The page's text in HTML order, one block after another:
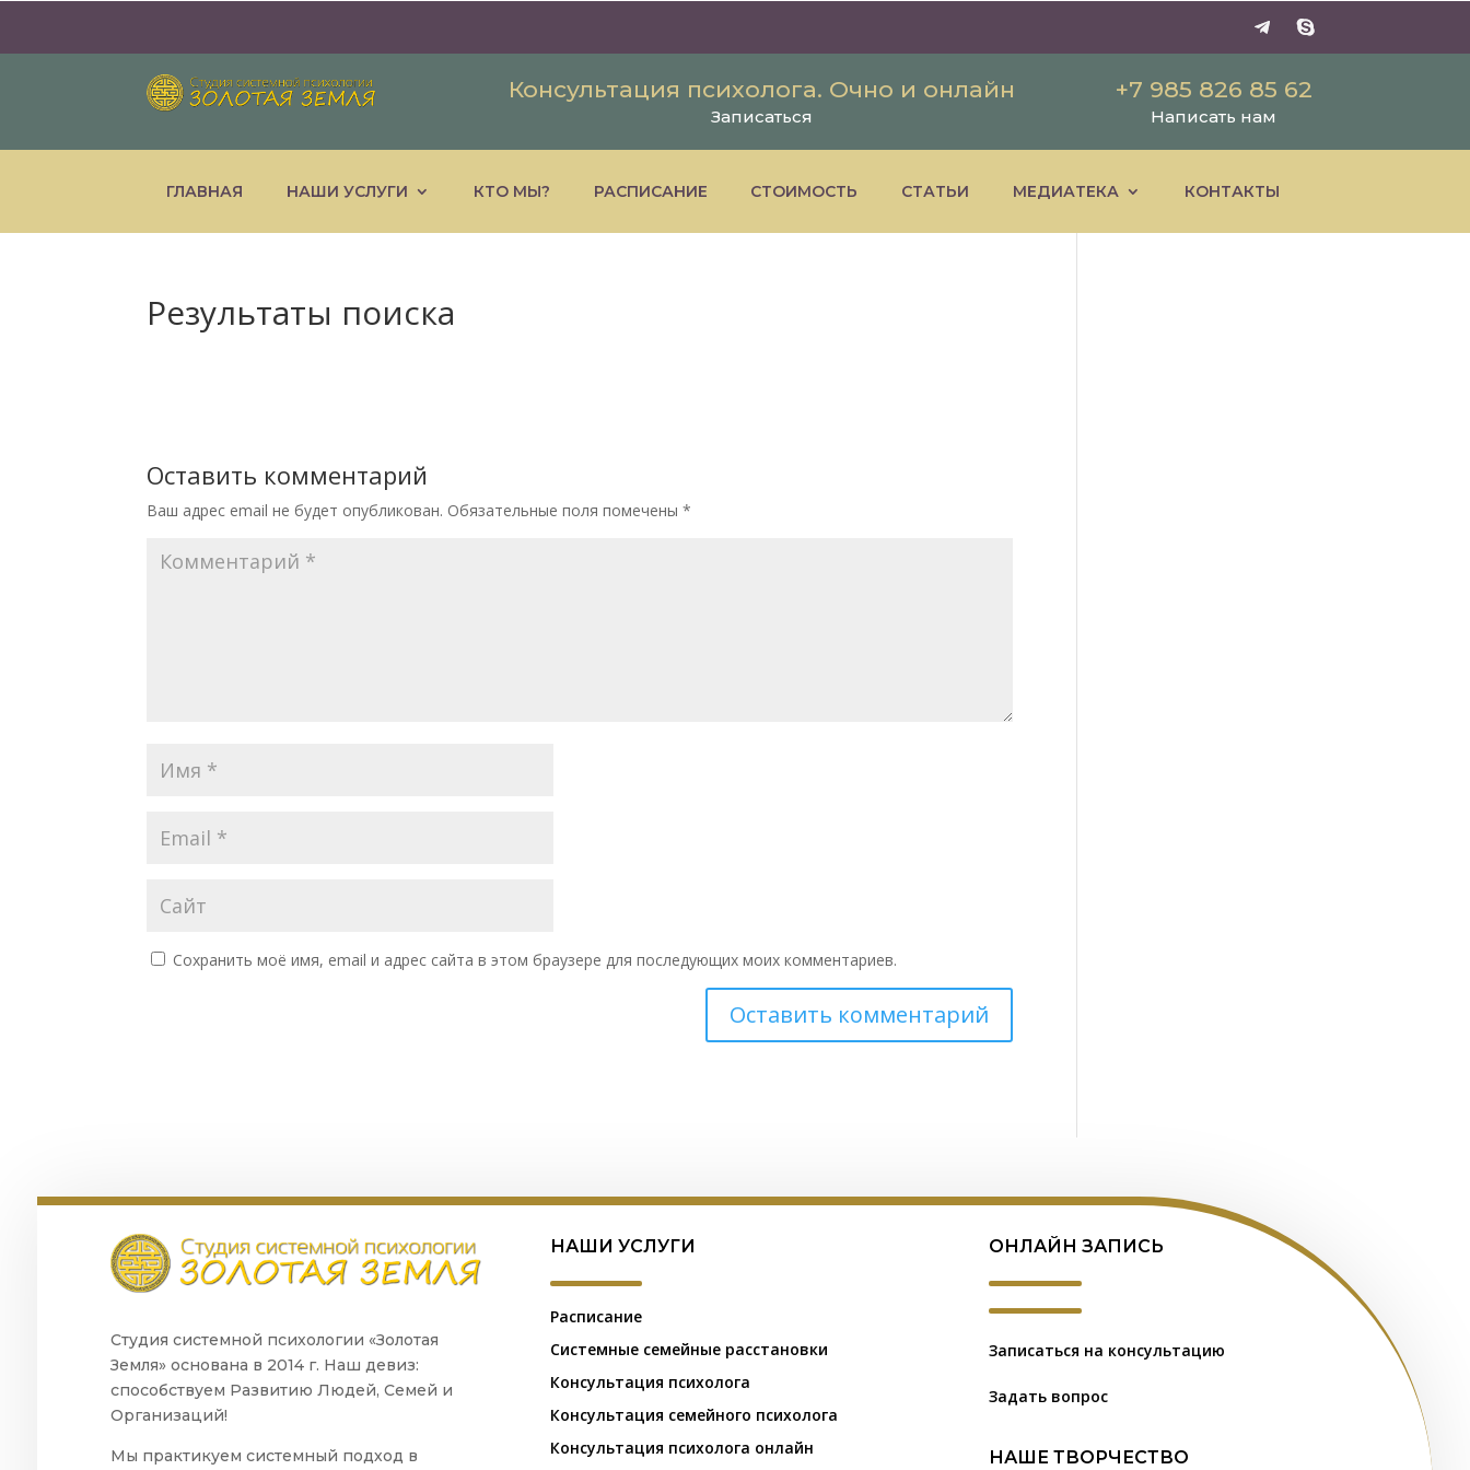
Консультация психолога. Очно и онлайн
Записаться
+7 985 826 85 62
Написать нам
ГЛАВНАЯ НАШИ УСЛУГИ КТО МЫ? РАСПИСАНИЕ СТОИМОСТЬ СТАТЬИ МЕДИАТЕКА КОНТАКТЫ
Результаты поиска
Оставить комментарий
Ваш адрес email не будет опубликован. Обязательные поля помечены*
Сохранить моё имя, email и адрес сайта в этом браузере для последующих моих комментариев.
Студия системной психологии «Золотая
Земля» основана в 2014 г. Наш девиз:
способствуем Развитию Людей, Семей и
Организаций!
Мы практикуем системный подход в
НАШИ УСЛУГИ
Расписание
Системные семейные расстановки
Консультация психолога
Консультация семейного психолога
Консультация психолога онлайн
ОНЛАЙН ЗАПИСЬ
Записаться на консультацию
Задать вопрос
НАШЕ ТВОРЧЕСТВО